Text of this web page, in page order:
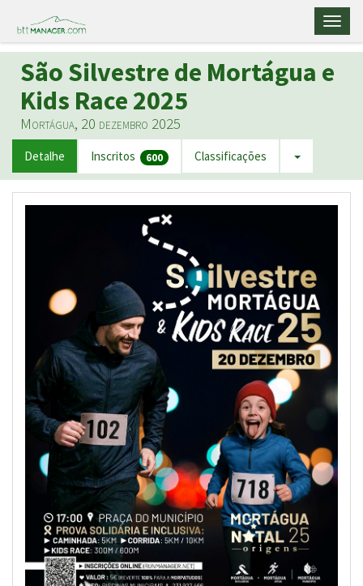
São Silvestre de Mortágua e
Kids Race 2025
Mortágua, 20 dezembro 2025
Detalhe Inscritos 600 Classificações